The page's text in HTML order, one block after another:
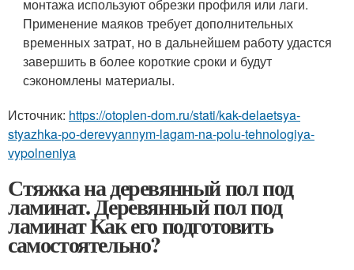
монтажа используют обрезки профиля или лаги.
Применение маяков требует дополнительных
временных затрат, но в дальнейшем работу удастся
завершить в более короткие сроки и будут
сэкономлены материалы.
Источник: https://otoplen-dom.ru/stati/kak-delaetsya-
styazhka-po-derevyannym-lagam-na-polu-tehnologiya-
vypolneniya
Стяжка на деревянный пол под
ламинат. Деревянный пол под
ламинат Как его подготовить
самостоятельно?